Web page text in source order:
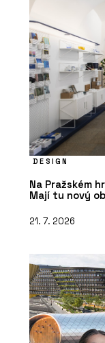
DESIGN
Na Pražském
Mají tu nový
21. 7. 2026